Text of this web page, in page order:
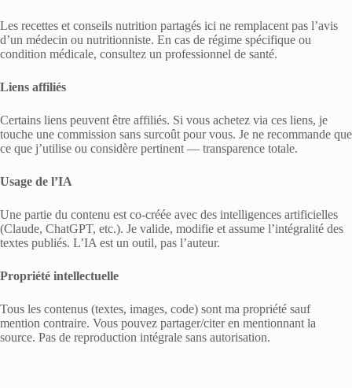
Les recettes et conseils nutrition partagés ici ne remplacent pas l’avis
d’un médecin ou nutritionniste. En cas de régime spécifique ou
condition médicale, consultez un professionnel de santé.
Liens affiliés
Certains liens peuvent être affiliés. Si vous achetez via ces liens, je
touche une commission sans surcoût pour vous. Je ne recommande que
ce que j’utilise ou considère pertinent — transparence totale.
Usage de l’IA
Une partie du contenu est co-créée avec des intelligences artificielles
(Claude, ChatGPT, etc.). Je valide, modifie et assume l’intégralité des
textes publiés. L’IA est un outil, pas l’auteur.
Propriété intellectuelle
Tous les contenus (textes, images, code) sont ma propriété sauf
mention contraire. Vous pouvez partager/citer en mentionnant la
source. Pas de reproduction intégrale sans autorisation.